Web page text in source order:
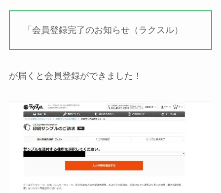
「会員登録完了のお知らせ（ラクスル）
が届くと会員登録ができました！